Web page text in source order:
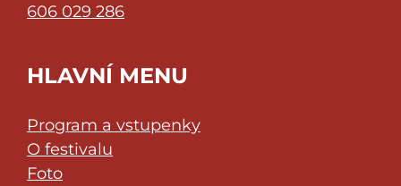
606 029 286
HLAVNÍ MENU
Program a vstupenky
O festivalu
Foto